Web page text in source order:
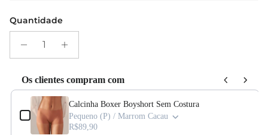
Quantidade
Os clientes compram com
Use the Previous and Next buttons to navigate through product add-ons,
Calcinha Boxer Boyshort Sem Costura
Pequeno (P) / Marrom Cacau
R$89,90